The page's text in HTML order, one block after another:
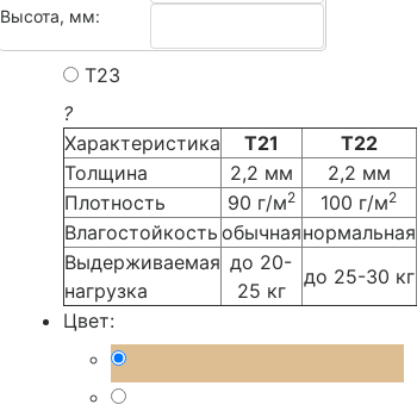
T23
?
Характеристика
Т21 Т22
Толщина
2,2 мм 2,2 мм
Плотность
90 г/м2 100 г/м2
Влагостойкость обычнаянормальная
Выдерживаемая
нагрузка
до 20-
25 кг
до 25-30 кг
Цвет:
Высота, мм: